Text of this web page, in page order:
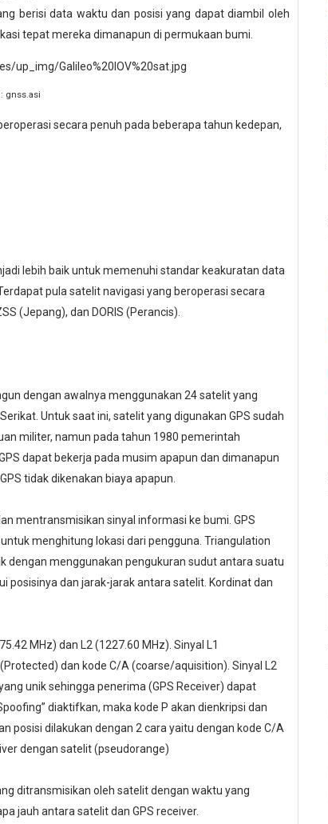
berisi data waktu dan posisi yang dapat diambil oleh
tepat mereka dimanapun di permukaan bumi.
gnss.asi
secara penuh pada beberapa tahun kedepan,
lebih baik untuk memenuhi standar keakuratan data
pula satelit navigasi yang beroperasi secara
(Jepang), dan DORIS (Perancis).
dengan awalnya menggunakan 24 satelit yang
Untuk saat ini, satelit yang digunakan GPS sudah
militer, namun pada tahun 1980 pemerintah
dapat bekerja pada musim apapun dan dimanapun
tidak dikenakan biaya apapun.
mentransmisikan sinyal informasi ke bumi. GPS
menghitung lokasi dari pengguna. Triangulation
dengan menggunakan pengukuran sudut antara suatu
posisinya dan jarak-jarak antara satelit. Kordinat dan
MHz) dan L2 (1227.60 MHz). Sinyal L1
dan kode C/A (coarse/aquisition). Sinyal L2
unik sehingga penerima (GPS Receiver) dapat
diaktifkan, maka kode P akan dienkripsi dan
posisi dilakukan dengan 2 cara yaitu dengan kode C/A
dengan satelit (pseudorange)
ditransmisikan oleh satelit dengan waktu yang
jauh antara satelit dan GPS receiver.